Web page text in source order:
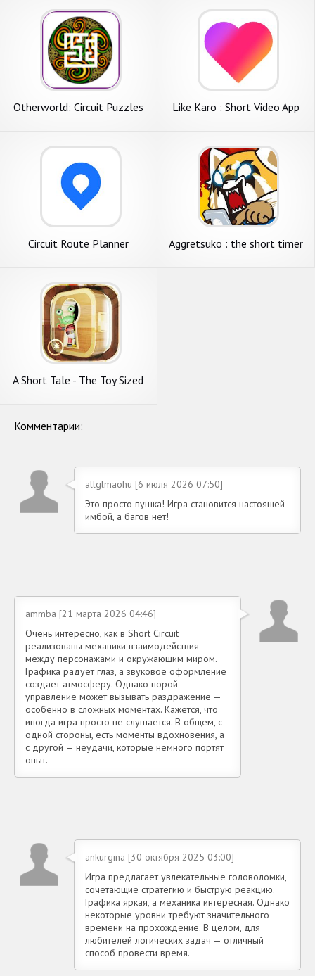
Otherworld: Circuit Puzzles
Like Karo : Short Video App
Circuit Route Planner
Aggretsuko : the short timer
A Short Tale - The Toy Sized
Комментарии:
allglmaohu [6 июля 2026 07:50]
Это просто пушка! Игра становится настоящей
имбой, а багов нет!
ammba [21 марта 2026 04:46]
Очень интересно, как в Short Circuit
реализованы механики взаимодействия
между персонажами и окружающим миром.
Графика радует глаз, а звуковое оформление
создает атмосферу. Однако порой
управление может вызывать раздражение —
особенно в сложных моментах. Кажется, что
иногда игра просто не слушается. В общем, с
одной стороны, есть моменты вдохновения, а
с другой — неудачи, которые немного портят
опыт.
ankurgina [30 октября 2025 03:00]
Игра предлагает увлекательные головоломки,
сочетающие стратегию и быструю реакцию.
Графика яркая, а механика интересная. Однако
некоторые уровни требуют значительного
времени на прохождение. В целом, для
любителей логических задач — отличный
способ провести время.